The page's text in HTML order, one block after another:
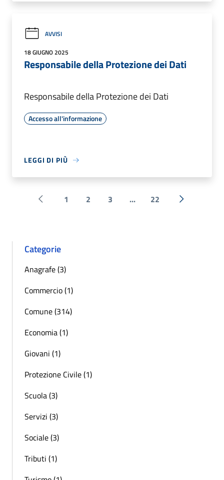
AVVISI
18 GIUGNO 2025
Responsabile della Protezione dei Dati
Responsabile della Protezione dei Dati
Accesso all'informazione
LEGGI DI PIÙ
Pagina precedente
1 2 3 ... 22 Successiva
Categorie
Anagrafe (3)
Commercio (1)
Comune (314)
Economia (1)
Giovani (1)
Protezione Civile (1)
Scuola (3)
Servizi (3)
Sociale (3)
Tributi (1)